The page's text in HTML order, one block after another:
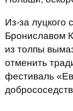
Из-за луцкого
Брониславом
из толпы
отменить
фестиваль